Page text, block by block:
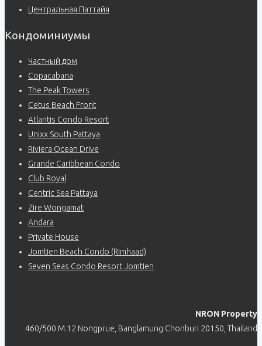
Центральная Паттайя
Кондоминиумы
Частный дом
Copacabana
The Peak Towers
Cetus Beach Front
Atlantis Condo Resort
Unixx South Pattaya
Riviera Ocean Drive
Grande Caribbean Condo
Club Royal
Centric Sea Pattaya
Zire Wongamat
Andara
Private House
Jomtien Beach Condo (Rimhaad)
Seven Seas Condo Resort Jomtien
NRON Property
460/500 M.12 Nongprue, Banglamung Chonburi 20150, Thailand